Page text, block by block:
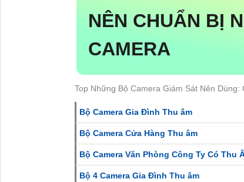
NÊN CHUẨN BỊ
CAMERA
Top Những Bộ Camera Giám Sát Nên
Bộ Camera Gia Đình Thu âm
Bộ Camera Cửa Hàng Thu âm
Bộ Camera Văn Phòng Công Ty Có Thu
Bộ 4 Camera Gia Đình Thu âm